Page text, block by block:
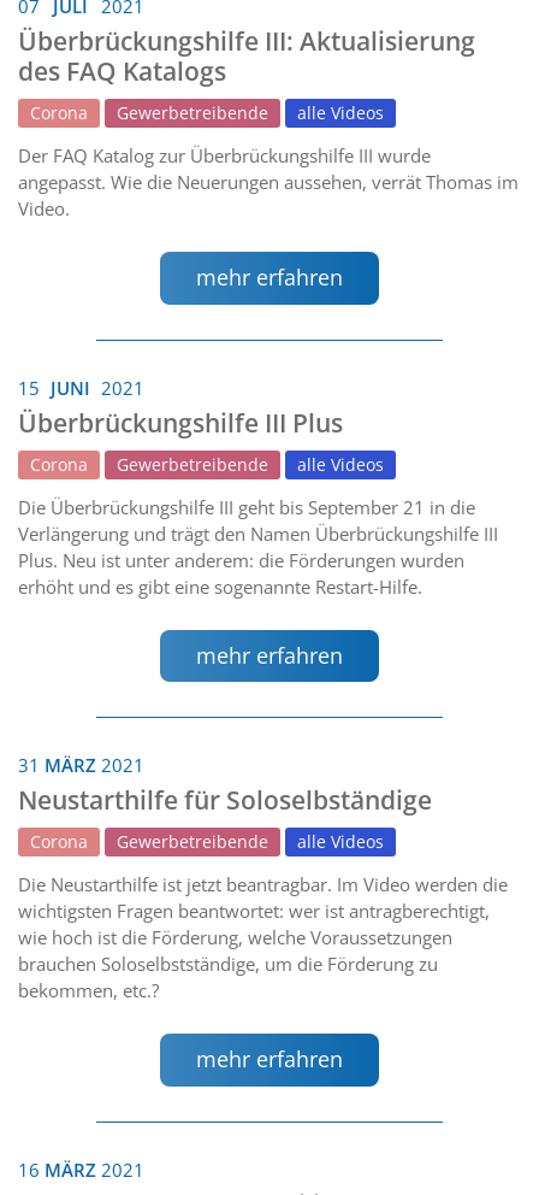
07 JULI 2021
Überbrückungshilfe III: Aktualisierung
des FAQ Katalogs
Corona Gewerbetreibende alle Videos
Der FAQ Katalog zur Überbrückungshilfe III wurde
angepasst. Wie die Neuerungen aussehen, verrät Thomas im
Video.
mehr erfahren
15 JUNI 2021
Überbrückungshilfe III Plus
Corona Gewerbetreibende alle Videos
Die Überbrückungshilfe III geht bis September 21 in die
Verlängerung und trägt den Namen Überbrückungshilfe III
Plus. Neu ist unter anderem: die Förderungen wurden
erhöht und es gibt eine sogenannte Restart-Hilfe.
mehr erfahren
31 MÄRZ 2021
Neustarthilfe für Soloselbständige
Corona Gewerbetreibende alle Videos
Die Neustarthilfe ist jetzt beantragbar. Im Video werden die
wichtigsten Fragen beantwortet: wer ist antragberechtigt,
wie hoch ist die Förderung, welche Voraussetzungen
brauchen Soloselbstständige, um die Förderung zu
bekommen, etc.?
mehr erfahren
16 MÄRZ 2021